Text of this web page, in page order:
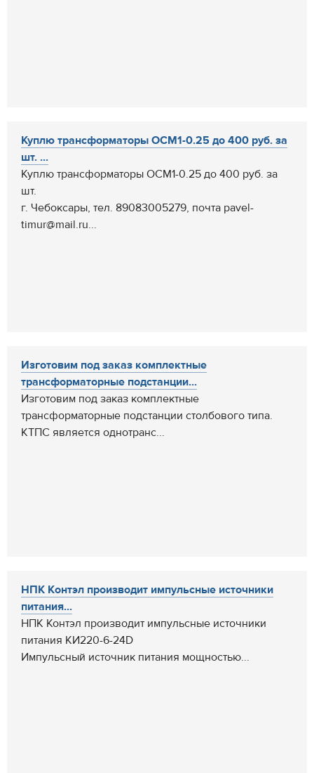
Куплю трансформаторы ОСМ1-0.25 до 400 руб. за
шт. ...
Куплю трансформаторы ОСМ1-0.25 до 400 руб. за
шт.
г. Чебоксары, тел. 89083005279, почта pavel-
timur@mail.ru...
Изготовим под заказ комплектные
трансформаторные подстанции...
Изготовим под заказ комплектные
трансформаторные подстанции столбового типа.
КТПС является однотранс...
НПК Контэл производит импульсные источники
питания...
НПК Контэл производит импульсные источники
питания КИ220-6-24D
Импульсный источник питания мощностью...